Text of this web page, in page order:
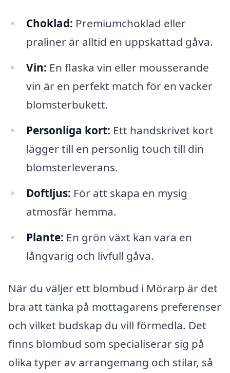
Choklad: Premiumchoklad eller
praliner är alltid en uppskattad gåva.
Vin: En flaska vin eller mousserande
vin är en perfekt match för en vacker
blomsterbukett.
Personliga kort: Ett handskrivet kort
lägger till en personlig touch till din
blomsterleverans.
Doftljus: För att skapa en mysig
atmosfär hemma.
Plante: En grön växt kan vara en
långvarig och livfull gåva.
När du väljer ett blombud i Mörarp är det
bra att tänka på mottagarens preferenser
och vilket budskap du vill förmedla. Det
finns blombud som specialiserar sig på
olika typer av arrangemang och stilar, så